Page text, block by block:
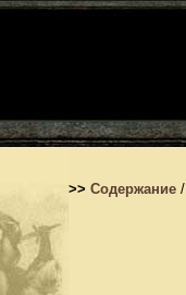
>> Содержание/